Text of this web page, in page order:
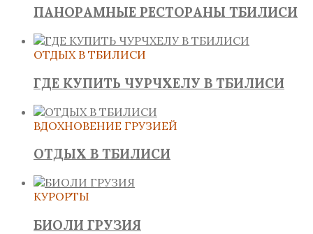
ПАНОРАМНЫЕ РЕСТОРАНЫ ТБИЛИСИ
ОТДЫХ В ТБИЛИСИ
ГДЕ КУПИТЬ ЧУРЧХЕЛУ В ТБИЛИСИ
ВДОХНОВЕНИЕ ГРУЗИЕЙ
ОТДЫХ В ТБИЛИСИ
КУРОРТЫ
БИОЛИ ГРУЗИЯ